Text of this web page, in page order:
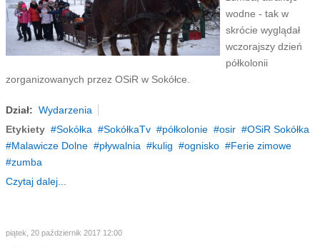
wodne - tak w
skrócie wyglądał
wczorajszy dzień
półkolonii
zorganizowanych przez OSiR w Sokółce.
Dział: Wydarzenia
Etykiety
Sokółka SokółkaTv półkolonie osir
OSiR Sokółka
Malawicze Dolne
pływalnia kulig ognisko
Ferie zimowe
zumba
Czytaj dalej...
piątek, 20 październik 2017 12:00